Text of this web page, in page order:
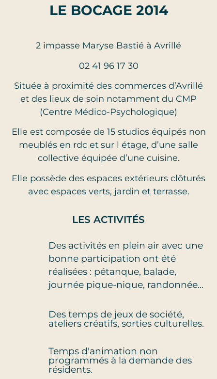
LE BOCAGE 2014
2 impasse Maryse Bastié à Avrillé
02 41 96 17 30
Située à proximité des commerces d’Avrillé
et des lieux de soin notamment du CMP
(Centre Médico-Psychologique)
Elle est composée de 15 studios équipés non
meublés en rdc et sur l étage, d’une salle
collective équipée d’une cuisine.
Elle possède des espaces extérieurs clôturés
avec espaces verts, jardin et terrasse.
LES ACTIVITÉS
Des activités en plein air avec une
bonne participation ont été
réalisées : pétanque, balade,
journée pique-nique, randonnée...
Des temps de jeux de société,
ateliers créatifs, sorties culturelles.
Temps d'animation non
programmés à la demande des
résidents.